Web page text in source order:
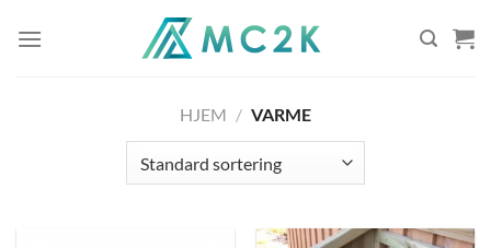
HJEM / VARME